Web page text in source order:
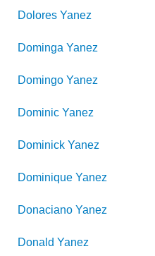
Dolores Yanez
Dominga Yanez
Domingo Yanez
Dominic Yanez
Dominick Yanez
Dominique Yanez
Donaciano Yanez
Donald Yanez